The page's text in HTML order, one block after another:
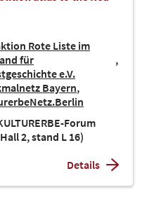
Rote Liste im
für
e.V.
Bayern
Forum
2, stand L 16)
Details